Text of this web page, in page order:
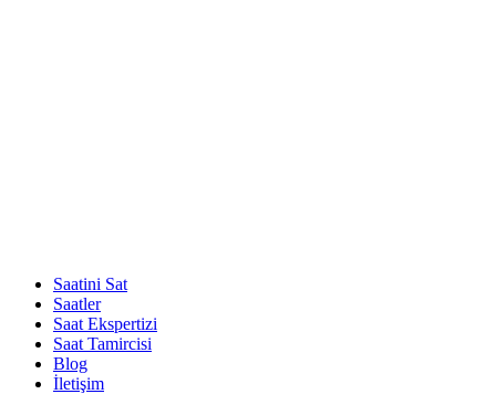
Saatini Sat
Saatler
Saat Ekspertizi
Saat Tamircisi
Blog
İletişim